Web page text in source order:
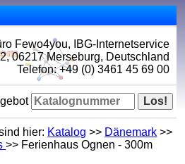
Fewo4you, IBG-Internetservice
06217 Merseburg, Deutschland
Telefon: +49 (0) 3461 45 69 00
hier: Katalog >> Dänemark >>
>> Ferienhaus Ognen - 300m